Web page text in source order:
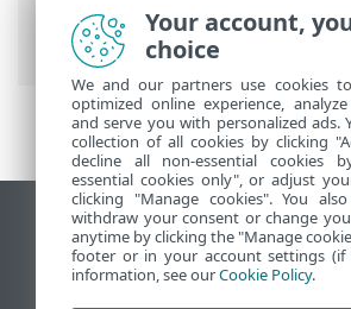
Ultimate
>Pradžia> Tinklo
konfigūravimas
Rodyti darbalaukio tinklavietę
End of Life
ESET žinių bazė
Your account,
choice
We and our partners use cookies
optimized online experience,
and serve you with personalized ads.
collection of all cookies by clicking
decline all non-essential cookies
essential cookies only", or adjust
clicking "Manage cookies". You
withdraw your consent or change
anytime by clicking the "Manage
footer or in your account settings (if
information, see ourCookie Policy.